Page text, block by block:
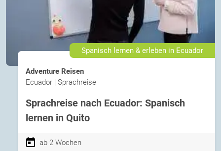
Spanisch lernen & erleben in Ecuador
Adventure Reisen
Ecuador | Sprachreise
Sprachreise nach Ecuador: Spanisch
lernen in Quito
ab 2 Wochen